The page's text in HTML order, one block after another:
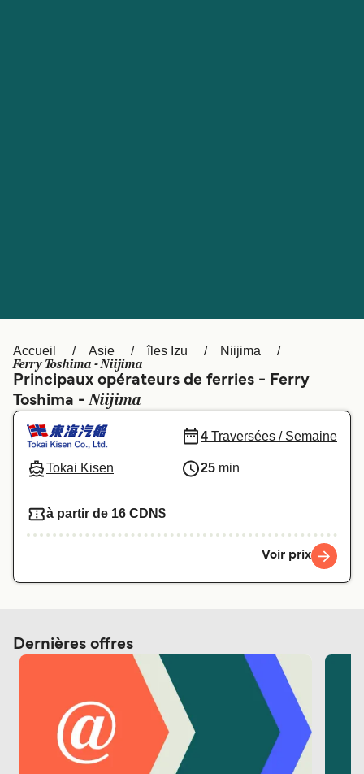
Canada
Ελλάδα
Deutschland Schweiz (DE)
Norge Україна
Accueil Asie îles Izu Niijima
Ferry Toshima - Niijima
Principaux opérateurs de ferries - Ferry
Toshima -Niijima
Tokai Kisen
4 Traversées / Semaine
25 min
à partir de 16 CDN$
Voir prix
Dernières offres